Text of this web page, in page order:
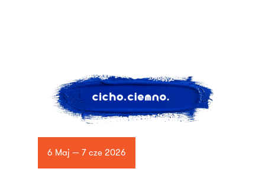
6 Maj — 7 cze 2026